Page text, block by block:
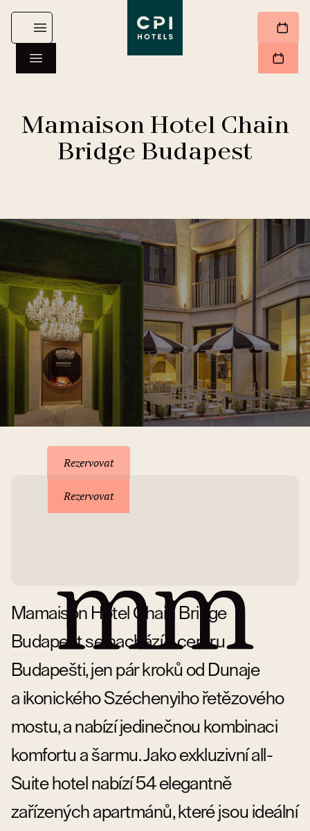
Mamaison Hotel Chain
Bridge Budapest
Rezervovat
Rezervovat
Mamaison Hotel Chain Bridge
Budapest se nachází v centru
Budapešti, jen pár kroků od Dunaje
a ikonického Széchenyiho řetězového
mostu, a nabízí jedinečnou kombinaci
komfortu a šarmu. Jako exkluzivní all-
Suite hotel nabízí 54 elegantně
zařízených apartmánů, které jsou ideální